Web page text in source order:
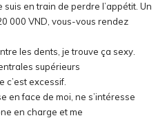
en train de perdre l’appétit. Un
000 VND, vous-vous rendez
les dents, je trouve ça sexy.
supérieurs
c’est excessif.
en face de moi, ne s’intéresse
en charge et me